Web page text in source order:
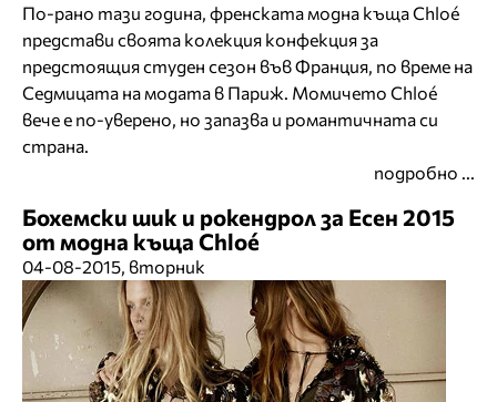
По-рано тази година, френската модна къща Chloé
представи своята колекция конфекция за
предстоящия студен сезон във Франция, по време на
Седмицата на модата в Париж. Момичето Chloé
вече е по-уверено, но запазва и романтичната си
страна.
подробно ...
Бохемски шик и рокендрол за Есен 2015
от модна къща Chloé
04-08-2015, вторник